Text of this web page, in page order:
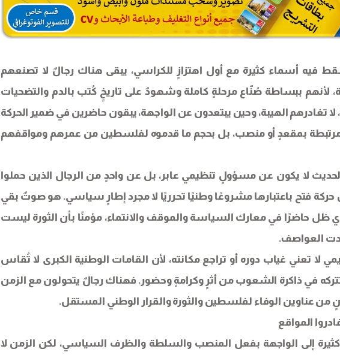
فيه أسماء كثيرة مع أول اهتزازٍ للكراسي، يبقى هناك رجالٌ لا تصنعهم
لأنهم ببساطة صُنّاع مرحلةٍ كاملة وشهودٌ على تاريخٍ كُتب بالدم والتضحيات
تغادرهم الهيبة، وحين يبتعدون عن الواجهة، يبقون حاضرين في ضمير الحركة
مرتبطة بمقعدٍ أو منصب، بل بحجم ما قدموه لفلسطين من عمرهم ومواقفهم
لا يكون عن مسؤولٍ تنظيمي عابر، بل عن واحدٍ من الرجال الذين حملوا
فتح باعتبارها مشروعًا وطنيًا تحرريًا لا مجرد إطارٍ سياسي. هو صوتٌ بقي
ظل حاضرًا في معارك السياسة والموقف والانتماء، مؤمنًا بأن الثورة ليست
العواصف.
لا تعني غياب دوره أو تراجع مكانته، لأن القامات الوطنية الكبرى لا تُقاس
تتركه في ذاكرة الشعوب من أثرٍ وكرامةٍ وحضور. فهناك رجالٌ يتحولون مع الزمن
من عناوين الوفاء لفلسطين والثورة والقرار الوطني المستقل.
المواقع
إلى الواجهة بفعل المنصب والسلطة والظرف السياسي، لكن الزمن لا